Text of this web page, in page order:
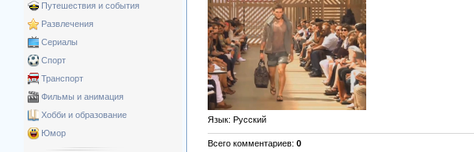
Путешествия и события
Развлечения
Сериалы
Спорт
Транспорт
Фильмы и анимация
Хобби и образование
Юмор
Язык: Русский
Всего комментариев: 0